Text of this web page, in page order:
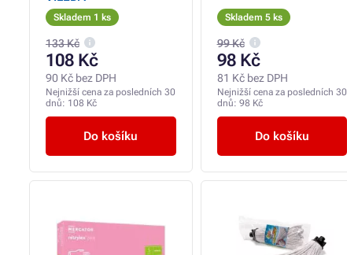
Skladem 1 ks
133 Kč
108 Kč
90 Kč bez DPH
Nejnižší cena za posledních 30
dnů: 108 Kč
Do košíku
Skladem 5 ks
99 Kč
98 Kč
81 Kč bez DPH
Nejnižší cena za posledních 30
dnů: 98 Kč
Do košíku